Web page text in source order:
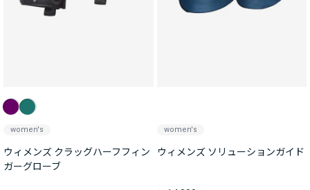
women's
ウィメンズ クラッグハーフフィン
ガーグローブ
women's
ウィメンズ ソリューションガイド